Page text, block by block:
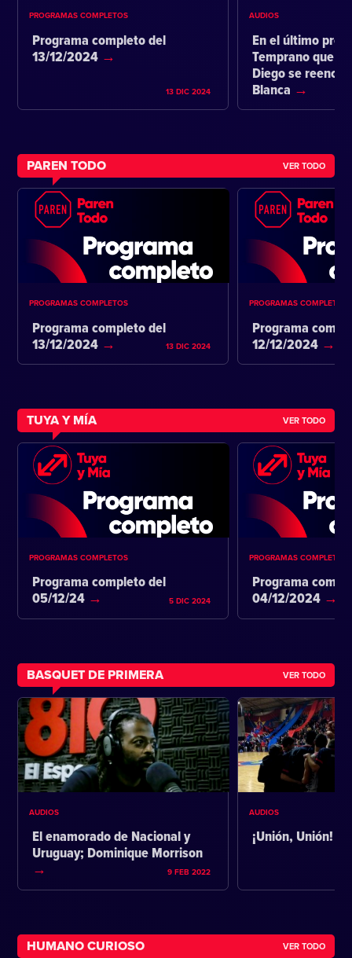
PROGRAMAS COMPLETOS
Programa completo del
13/12/2024
13 DIC 2024
AUDIOS
En el último
Temprano que
Diego se
Blanca
PAREN TODO VER TODO
PROGRAMAS COMPLETOS
Programa completo del
13/12/2024
13 DIC 2024
PROGRAMAS COMPLETOS
Programa
12/12/2024
TUYA Y MÍA VER TODO
PROGRAMAS COMPLETOS
Programa completo del
05/12/24
5 DIC 2024
PROGRAMAS COMPLETOS
Programa
04/12/2024
BASQUET DE PRIMERA VER TODO
AUDIOS
El enamorado de Nacional y
Uruguay; Dominique Morrison
9 FEB 2022
AUDIOS
¡Unión, Unión!
HUMANO CURIOSO VER TODO